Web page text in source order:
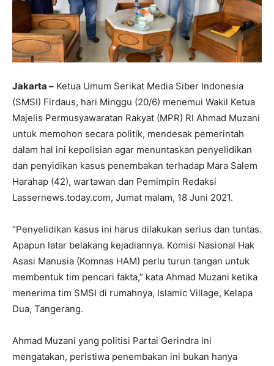
Jakarta – Ketua Umum Serikat Media Siber Indonesia
(SMSI) Firdaus, hari Minggu (20/6) menemui Wakil Ketua
Majelis Permusyawaratan Rakyat (MPR) RI Ahmad Muzani
untuk memohon secara politik, mendesak pemerintah
dalam hal ini kepolisian agar menuntaskan penyelidikan
dan penyidikan kasus penembakan terhadap Mara Salem
Harahap (42), wartawan dan Pemimpin Redaksi
Lassernews.today.com, Jumat malam, 18 Juni 2021.
“Penyelidikan kasus ini harus dilakukan serius dan tuntas.
Apapun latar belakang kejadiannya. Komisi Nasional Hak
Asasi Manusia (Komnas HAM) perlu turun tangan untuk
membentuk tim pencari fakta,” kata Ahmad Muzani ketika
menerima tim SMSI di rumahnya, Islamic Village, Kelapa
Dua, Tangerang.
Ahmad Muzani yang politisi Partai Gerindra ini
mengatakan, peristiwa penembakan ini bukan hanya